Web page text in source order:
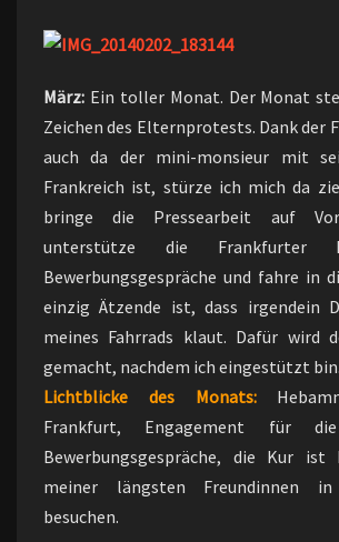
März: Ein toller Monat. Der Monat
Zeichen des Elternprotests. Dank der
auch da der mini-monsieur mit
Frankreich ist, stürze ich mich da
bringe die Pressearbeit auf
unterstütze die Frankfurter
Bewerbungsgespräche und fahre in
einzig Ätzende ist, dass irgendein
meines Fahrrads klaut. Dafür wird
gemacht, nachdem ich eingestützt bin.
Lichtblicke des Monats:
Frankfurt, Engagement für die
Bewerbungsgespräche, die Kur
meiner längsten Freundinnen
besuchen.